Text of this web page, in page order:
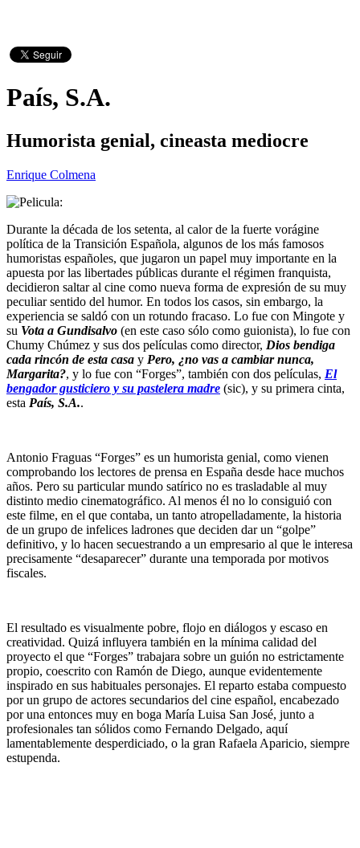
País, S.A.
Humorista genial, cineasta mediocre
Enrique Colmena
Durante la década de los setenta, al calor de la fuerte vorágine
política de la Transición Española, algunos de los más famosos
humoristas españoles, que jugaron un papel muy importante en la
apuesta por las libertades públicas durante el régimen franquista,
decidieron saltar al cine como nueva forma de expresión de su muy
peculiar sentido del humor. En todos los casos, sin embargo, la
experiencia se saldó con un rotundo fracaso. Lo fue con Mingote y
su Vota a Gundisalvo (en este caso sólo como guionista), lo fue con
Chumy Chúmez y sus dos películas como director, Dios bendiga
cada rincón de esta casa y Pero, ¿no vas a cambiar nunca,
Margarita?, y lo fue con “Forges”, también con dos películas, El
bengador gusticiero y su pastelera madre (sic), y su primera cinta,
esta País, S.A..
Antonio Fraguas “Forges” es un humorista genial, como vienen
comprobando los lectores de prensa en España desde hace muchos
años. Pero su particular mundo satírico no es trasladable al muy
distinto medio cinematográfico. Al menos él no lo consiguió con
este filme, en el que contaba, un tanto atropelladamente, la historia
de un grupo de infelices ladrones que deciden dar un “golpe”
definitivo, y lo hacen secuestrando a un empresario al que le interesa
precisamente “desaparecer” durante una temporada por motivos
fiscales.
El resultado es visualmente pobre, flojo en diálogos y escaso en
creatividad. Quizá influyera también en la mínima calidad del
proyecto el que “Forges” trabajara sobre un guión no estrictamente
propio, coescrito con Ramón de Diego, aunque evidentemente
inspirado en sus habituales personajes. El reparto estaba compuesto
por un grupo de actores secundarios del cine español, encabezado
por una entonces muy en boga María Luisa San José, junto a
profesionales tan sólidos como Fernando Delgado, aquí
lamentablemente desperdiciado, o la gran Rafaela Aparicio, siempre
estupenda.